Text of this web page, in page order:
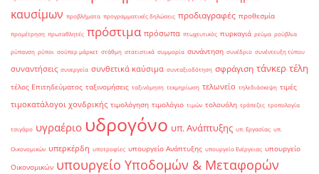
καυσίμων προβλήματα προγραμματικές δηλώσεις προδιαγραφές προθεσμία
προμέτρηση πρωταθλητές πρόστιμα πρόσωπα πτωχευτικός πυρκαγιά ρεύμα ρούβλια
ρύπανση ρύποι σούπερ μάρκετ στάθμη στατιστικά συμμορία συνάντηση συνέδριο συνέντευξη τύπου
συναντήσεις συνεργεία συνθετικά καύσιμα συνταξιοδότηση σφράγιση τάνκερ τέλη
τέλος Επιτηδεύματος ταξινομήσεις ταξινόμηση τεκμηρίωση τελωνείο τηλεδιάσκεψη τιμές
τιμοκατάλογοι χονδρικής τιμολόγηση τιμολόγιο τιμών τολουόλη τράπεζες τροπολογία
τσιγάρο υγραέριο υδρογόνο υπ. Ανάπτυξης υπ. Εργασίας υπ.
Οικονομικών υπερκέρδη υποτροφίες υπουργείο Ανάπτυξης υπουργείο Ενέργειας υπουργείο
Οικονομικών υπουργείο Υποδομών & Μεταφορών